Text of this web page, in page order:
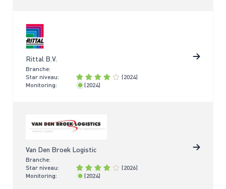
Rittal B.V.
Branche:
Star niveau:
(2024)
Monitoring:
< 2 jaar
(2024)
Van Den Broek Logistic
Branche:
Star niveau:
(2026)
Monitoring:
< 2 jaar
(2024)